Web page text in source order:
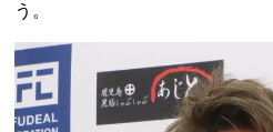
う。